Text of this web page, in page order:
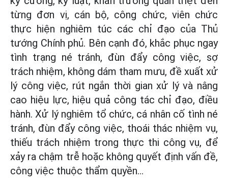
từng đơn vị, cán bộ, công chức, viên chức
thực hiện nghiêm túc các chỉ đạo của Thủ
tướng Chính phủ. Bên cạnh đó, khắc phục ngay
tình trạng né tránh, đùn đẩy công việc, sợ
trách nhiệm, không dám tham mưu, đề xuất xử
lý công việc, rút ngắn thời gian xử lý và nâng
cao hiệu lực, hiệu quả công tác chỉ đạo, điều
hành. Xử lý nghiêm tổ chức, cá nhân cố tình né
tránh, đùn đẩy công việc, thoái thác nhiệm vụ,
thiếu trách nhiệm trong thực thi công vụ, để
xảy ra chậm trễ hoặc không quyết định vấn đề,
công việc thuộc thẩm quyền...